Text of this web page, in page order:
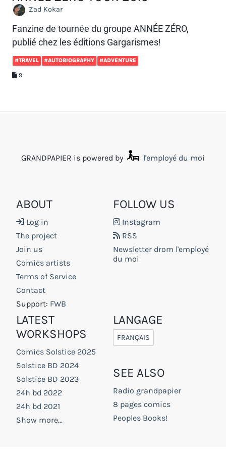
Zad Kokar
Fanzine de tournée du groupe ANNÉE ZÉRO,
publié chez les éditions Gargarismes!
#TRAVEL #AUTOBIOGRAPHY #ADVENTURE
9
GRANDPAPIER is powered by l'employé du moi
ABOUT
Log in
The project
Join us
Comics artists
Terms of Service
Contact
Support: FWB
FOLLOW US
Instagram
RSS
Newsletter drom l'employé
du moi
LATEST
WORKSHOPS
Comics Solstice 2025
Solstice BD 2024
Solstice BD 2023
24h bd 2022
24h bd 2021
Show more...
LANGAGE
FRANÇAIS
SEE ALSO
Radio grandpapier
8 pages comics
Peoples Books!